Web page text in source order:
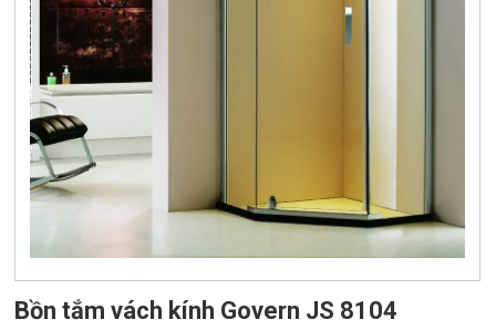
Bồn tắm vách kính Govern JS 8104